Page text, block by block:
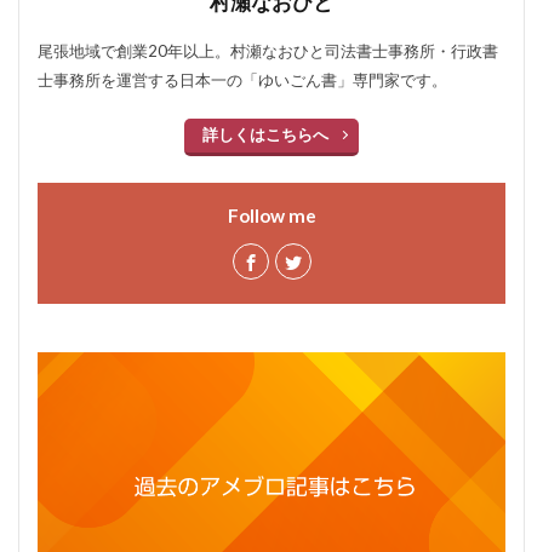
尾張地域で創業20年以上。村瀬なおひと司法書士事務所・行政書
士事務所を運営する日本一の「ゆいごん書」専門家です。
詳しくはこちらへ
Follow me